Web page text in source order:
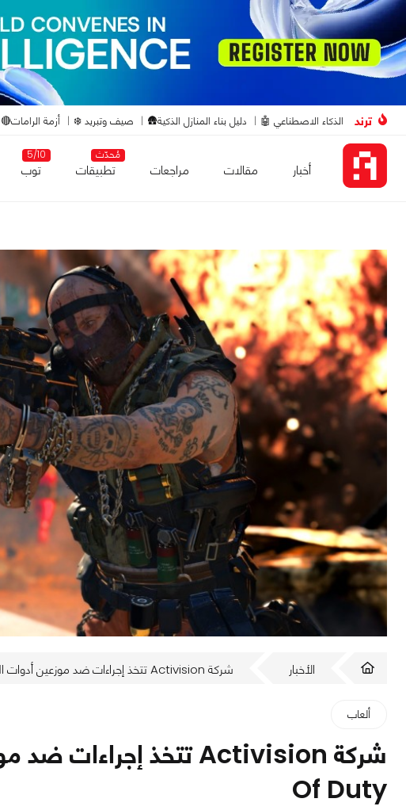
ترند الذكاء الاصطناعي 🤖 دليل بناء المنازل الذكية🛖 صيف وتبريد ❄️ أزمة الرامات🔴
أخبار مقالات مراجعات
مُحدّث
تطبيقات
5/10
توب
الأخبار شركة Activision تتخذ إجراءات ضد موزعين أدوات الغش في Call Of Duty
ألعاب
Of Duty